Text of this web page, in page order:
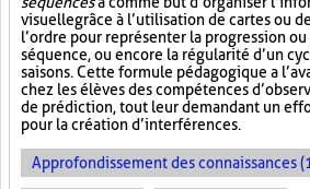
visuellegrâce à l’utilisation de cartes ou
l’ordre pour représenter la progression ou
séquence, ou encore la régularité d’un
saisons. Cette formule pédagogique a
chez les élèves des compétences
de prédiction, tout leur demandant un
pour la création d’interférences.
Approfondissement des connaissances